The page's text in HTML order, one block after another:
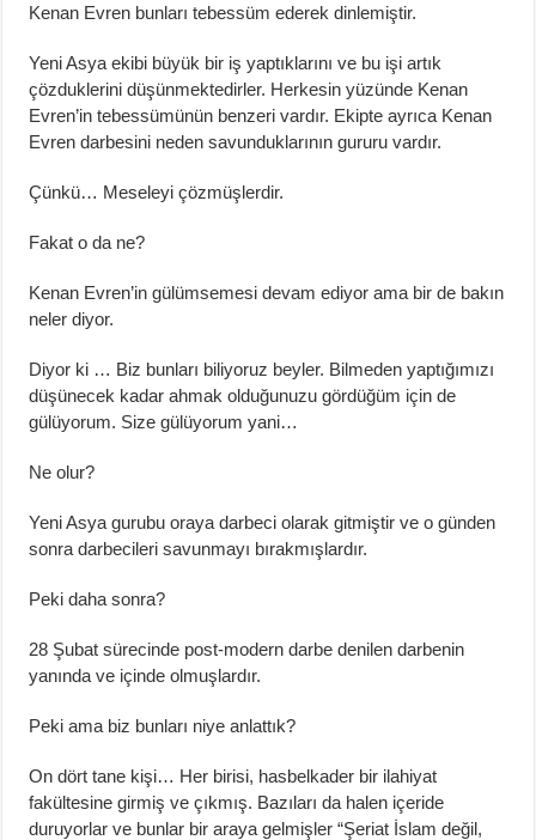
Kenan Evren bunları tebessüm ederek dinlemiştir.
Yeni Asya ekibi büyük bir iş yaptıklarını ve bu işi artık
çözduklerini düşünmektedirler. Herkesin yüzünde Kenan
Evren’in tebessümünün benzeri vardır. Ekipte ayrıca Kenan
Evren darbesini neden savunduklarının gururu vardır.
Çünkü… Meseleyi çözmüşlerdir.
Fakat o da ne?
Kenan Evren’in gülümsemesi devam ediyor ama bir de bakın
neler diyor.
Diyor ki … Biz bunları biliyoruz beyler. Bilmeden yaptığımızı
düşünecek kadar ahmak olduğunuzu gördüğüm için de
gülüyorum. Size gülüyorum yani…
Ne olur?
Yeni Asya gurubu oraya darbeci olarak gitmiştir ve o günden
sonra darbecileri savunmayı bırakmışlardır.
Peki daha sonra?
28 Şubat sürecinde post-modern darbe denilen darbenin
yanında ve içinde olmuşlardır.
Peki ama biz bunları niye anlattık?
On dört tane kişi… Her birisi, hasbelkader bir ilahiyat
fakültesine girmiş ve çıkmış. Bazıları da halen içeride
duruyorlar ve bunlar bir araya gelmişler “Şeriat İslam değil,